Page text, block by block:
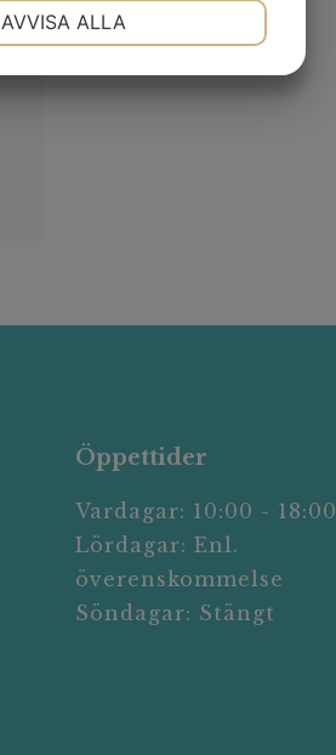
Öppettider
Vardagar: 10:00 - 18:00
Lördagar: Enl.
överenskommelse
Söndagar: Stängt
AVVISA ALLA